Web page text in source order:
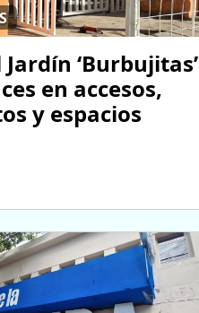
‘Burbujitas’
en accesos,
y espacios